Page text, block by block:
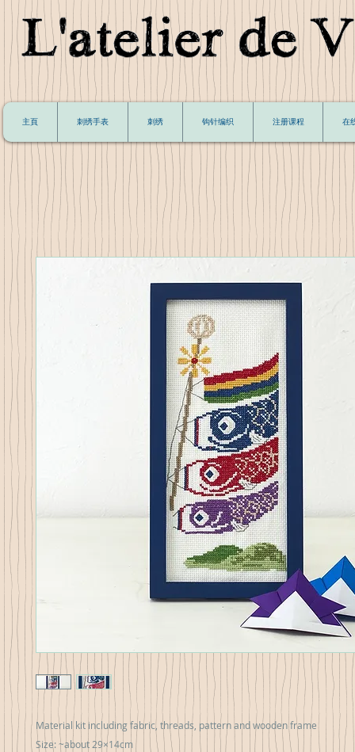
主頁 刺绣手表 刺绣 钩针编织 注册课程 在
Material kit including fabric, threads, pattern and wooden frame
Size: ~about 29×14cm